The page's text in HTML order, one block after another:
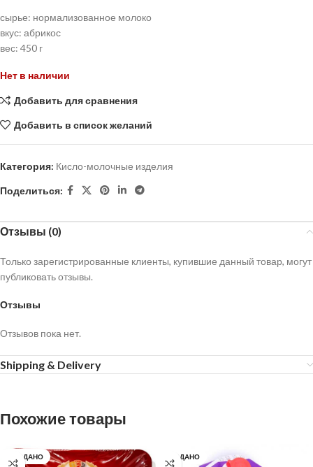
сырье: нормализованное молоко
вкус: абрикос
вес: 450 г
Нет в наличии
Добавить для сравнения
Добавить в список желаний
Категория: Кисло-молочные изделия
Поделиться:
Отзывы (0)
Отзывы
Отзывов пока нет.
Только зарегистрированные клиенты, купившие данный товар, могут
публиковать отзывы.
Shipping & Delivery
Похожие товары
ПРОДАНО ПРОДАНО